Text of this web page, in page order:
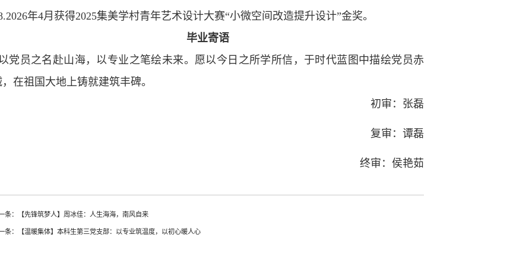
年4月获得2025集美学村青年艺术设计大赛“小微空间改造提升设计”金奖。
毕业寄语
党员之名赴山海，以专业之笔绘未来。愿以今日之所学所信，于时代蓝图中描绘党员赤
在祖国大地上铸就建筑丰碑。
初审：张磊
复审：谭磊
终审：侯艳茹
条：【先锋筑梦人】周冰佳：人生海海，南风自来
条：【温暖集体】本科生第三党支部：以专业筑温度，以初心暖人心